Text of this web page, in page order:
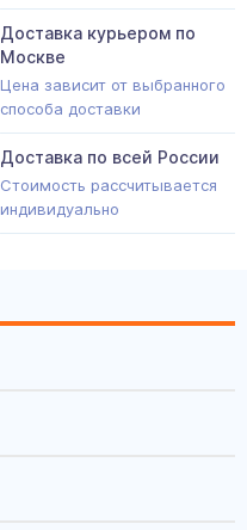
Доставка курьером по
Москве
Цена зависит от выбранного
способа доставки
Доставка по всей России
Стоимость рассчитывается
индивидуально